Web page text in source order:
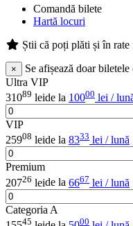
Comandă bilete
Hartă locuri
Știi că poți plăti și în rate
×
Se afișează doar
Ultra VIP
31089 leide la 10000 lei /
VIP
25908 leide la 8333 lei / lună
Premium
20726 leide la 6667 lei / lună
Categoria A
45 00